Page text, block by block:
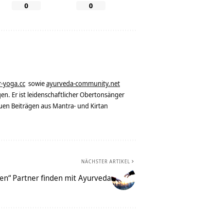
0 0
yoga.cc sowieayurveda-community.net
Er ist leidenschaftlicher Obertonsänger
Beiträgen aus Mantra- und Kirtan
NÄCHSTER ARTIKEL
Partner finden mit Ayurveda